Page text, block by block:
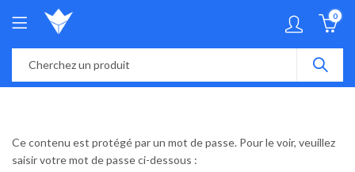
0
Ce contenu est protégé par un mot de passe. Pour le voir, veuillez
saisir votre mot de passe ci-dessous :